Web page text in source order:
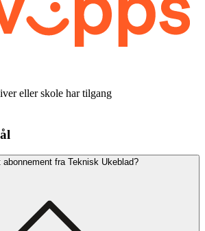
eller skole har tilgang
abonnement fra Teknisk Ukeblad?